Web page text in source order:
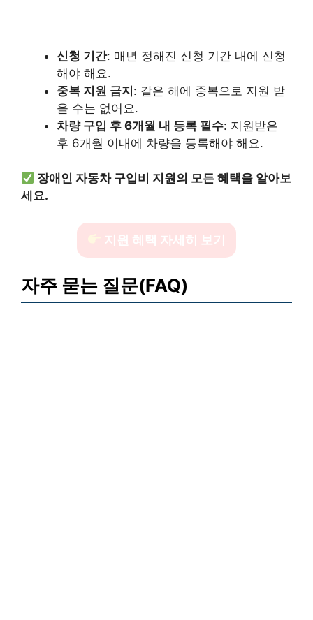
신청 기간: 매년 정해진 신청 기간 내에 신청
해야 해요.
중복 지원 금지: 같은 해에 중복으로 지원 받
을 수는 없어요.
차량 구입 후 6개월 내 등록 필수: 지원받은
후 6개월 이내에 차량을 등록해야 해요.
장애인 자동차 구입비 지원의 모든 혜택을 알아보
세요.
지원 혜택 자세히 보기
자주 묻는 질문(FAQ)